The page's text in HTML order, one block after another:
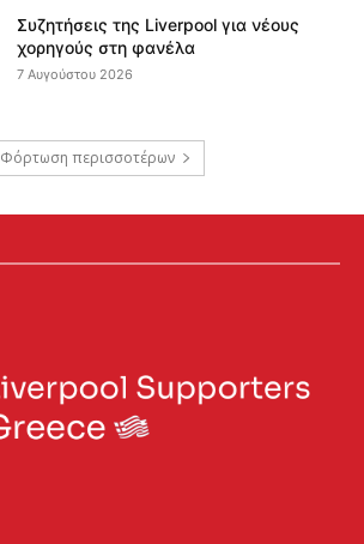
Συζητήσεις της Liverpool για νέους
χορηγούς στη φανέλα
7 Αυγούστου 2026
Φόρτωση περισσοτέρων